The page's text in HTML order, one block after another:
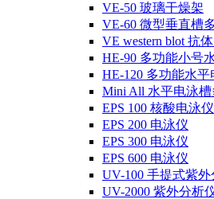
VE-50 玻璃干燥架
VE-60 微型垂直槽
VE western blot 抗
HE-90 多功能小号
HE-120 多功能水平
Mini All 水平电泳
EPS 100 核酸电泳仪
EPS 200 电泳仪
EPS 300 电泳仪
EPS 600 电泳仪
UV-100 手提式紫外
UV-2000 紫外分析